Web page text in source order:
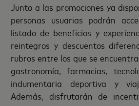
Junto a las promociones ya
personas usuarias podrán
listado de beneficios y
reintegros y descuentos
rubros entre los que se
gastronomía, farmacias,
indumentaria deportiva y
Además, disfrutarán de